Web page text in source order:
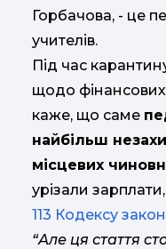
Горбачова, - це
учителів.
Під час
щодо
каже, що саме
найбільш
місцевих
урізали
113 Кодексу
“Але ця стаття